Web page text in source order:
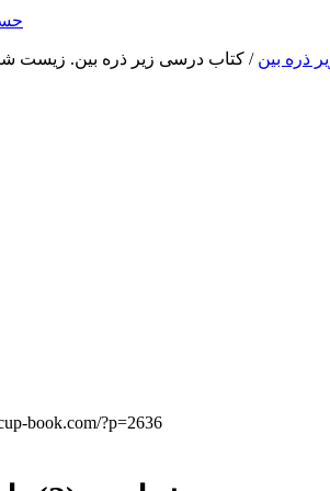
ذره بین / کتاب درسی زیر ذره بین. زیست شناسی(2)
book.com/?p=2636